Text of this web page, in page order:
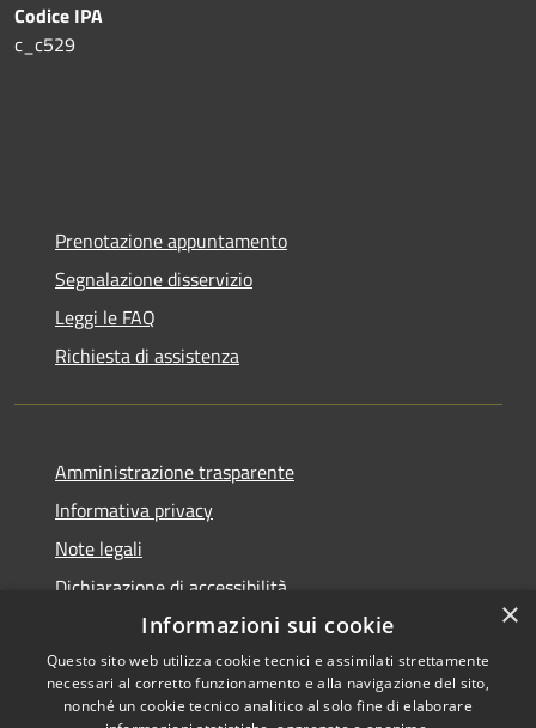
Codice IPA
c_c529
Prenotazione appuntamento
Segnalazione disservizio
Leggi le FAQ
Richiesta di assistenza
Amministrazione trasparente
Informativa privacy
Note legali
Dichiarazione di accessibilità
Copyright © 2026 • Comune di
×
Informazioni sui cookie
Questo sito web utilizza cookie tecnici e assimilati strettamente
necessari al corretto funzionamento e alla navigazione del sito,
nonché un cookie tecnico analitico al solo fine di elaborare